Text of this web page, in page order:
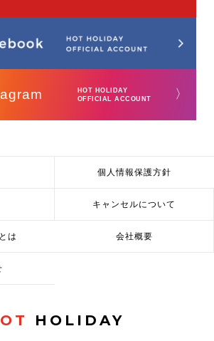
HOT HOLIDAY
OFFICIAL ACCOUNT
〉
個人情報保護方針
キャンセルについて
は 会社概要
HOLIDAY